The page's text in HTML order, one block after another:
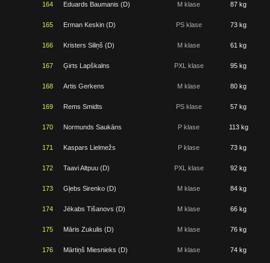
164 Eduards Baumanis (D) M klase 87 kg
165 Erman Keskin (D) PS klase 73 kg
166 Kristers Siliņš (D) M klase 61 kg
167 Ģirts Lapškalns PXL klase 95 kg
168 Artis Gerkens M klase 80 kg
169 Rems Smidts PS klase 57 kg
170 Normunds Saukāns P klase 113 kg
171 Kaspars Lielmežs P klase 73 kg
172 Taavi Altpuu (D) PXL klase 92 kg
173 Gļebs Sirenko (D) M klase 84 kg
174 Jēkabs Tišanovs (D) M klase 66 kg
175 Māris Zukulis (D) M klase 76 kg
176 Mārtiņš Miesnieks (D) M klase 74 kg